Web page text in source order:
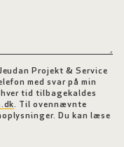
Projekt & Service
med svar på min
tid tilbagekaldes
. Til ovennævnte
Du kan læse